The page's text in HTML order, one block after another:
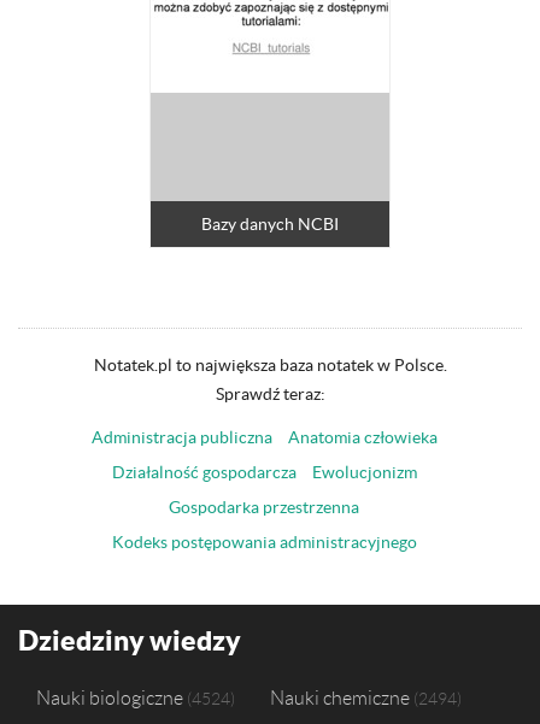
Bazy danych NCBI
Notatek.pl to największa baza notatek w Polsce.
Sprawdź teraz:
Administracja publiczna
Anatomia człowieka
Działalność gospodarcza
Ewolucjonizm
Gospodarka przestrzenna
Kodeks postępowania administracyjnego
Dziedziny wiedzy
Nauki biologiczne 4524 Nauki chemiczne 2494